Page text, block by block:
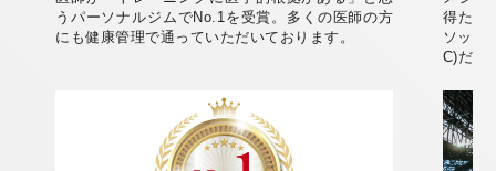
うパーソナルジムでNo.1を受賞。多くの医師の方
にも健康管理で通っていただいております。
得た知
ソッド
C)だか